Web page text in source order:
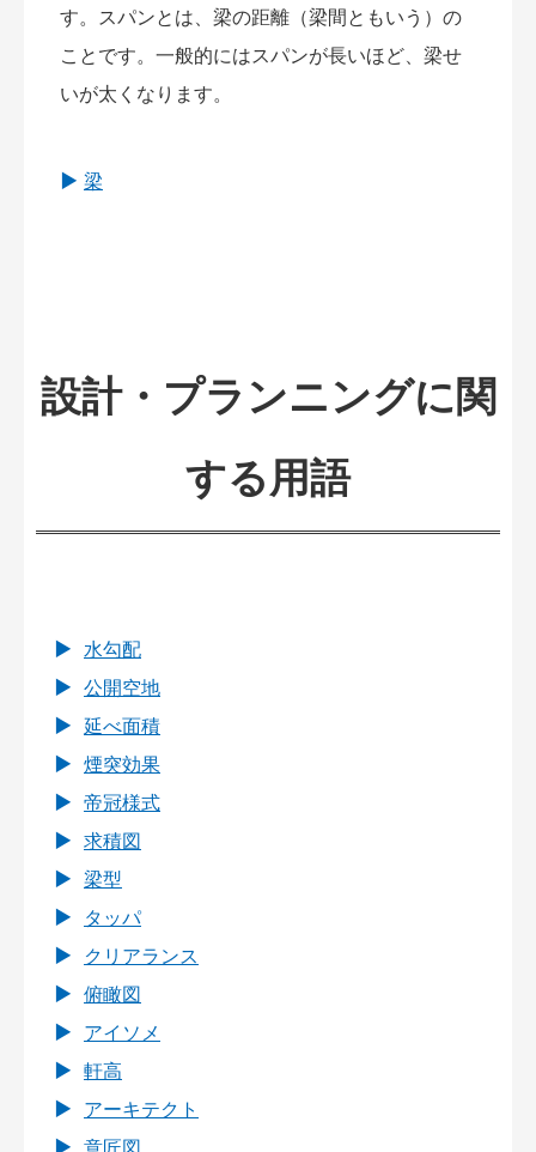
す。スパンとは、梁の距離（梁間ともいう）の
ことです。一般的にはスパンが長いほど、梁せ
いが太くなります。
梁
設計・プランニングに関
する用語
水勾配
公開空地
延べ面積
煙突効果
帝冠様式
求積図
梁型
タッパ
クリアランス
俯瞰図
アイソメ
軒高
アーキテクト